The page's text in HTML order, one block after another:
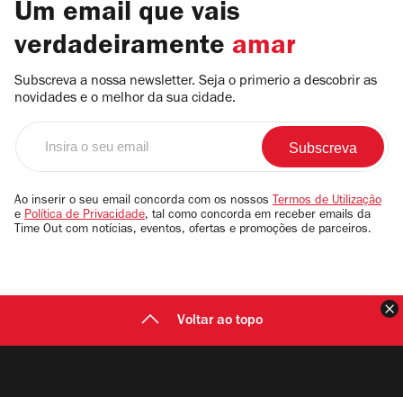
Um email que vais
verdadeiramente amar
Subscreva a nossa newsletter. Seja o primerio a descobrir as
novidades e o melhor da sua cidade.
email
Ao inserir o seu email concorda com os nossos Termos de Utilização
e Política de Privacidade, tal como concorda em receber emails da
Time Out com notícias, eventos, ofertas e promoções de parceiros.
Voltar ao topo